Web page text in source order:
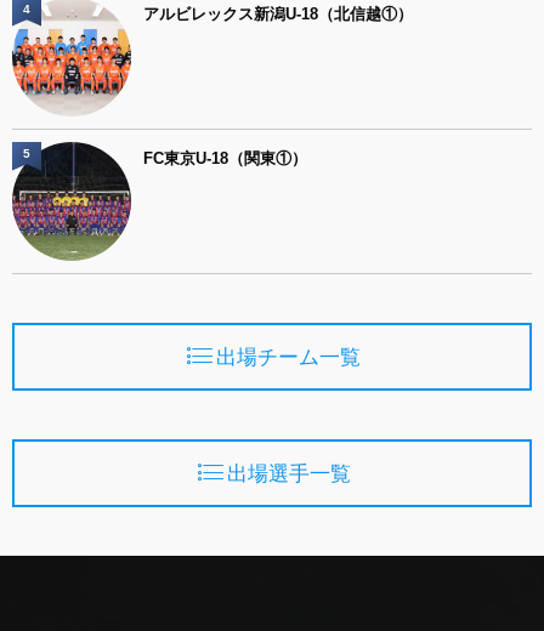
アルビレックス新潟U-18（北信越①）
4
FC東京U-18（関東①）
5
出場チーム一覧
出場選手一覧